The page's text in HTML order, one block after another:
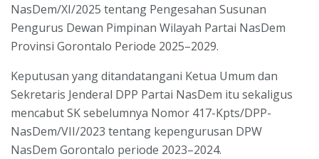
NasDem/XI/2025 tentang Pengesahan Susunan
Pengurus Dewan Pimpinan Wilayah Partai NasDem
Provinsi Gorontalo Periode 2025–2029.
Keputusan yang ditandatangani Ketua Umum dan
Sekretaris Jenderal DPP Partai NasDem itu sekaligus
mencabut SK sebelumnya Nomor 417-Kpts/DPP-
NasDem/VII/2023 tentang kepengurusan DPW
NasDem Gorontalo periode 2023–2024.